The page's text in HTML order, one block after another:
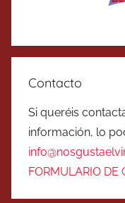
Contacto
Si queréis
información, lo
FORMULARIO DE